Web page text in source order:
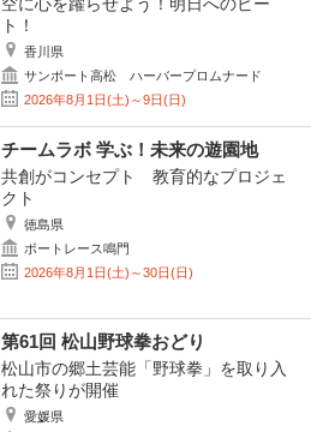
ト！
香川県
サンポート高松 ハーバープロムナード
2026年8月1日(土)～9日(日)
チームラボ 学ぶ！未来の遊園地
共創がコンセプト 教育的なプロジェ
クト
徳島県
ボートレース鳴門
2026年8月1日(土)～30日(日)
第61回 松山野球拳おどり
松山市の郷土芸能「野球拳」を取り入
れた祭りが開催
愛媛県